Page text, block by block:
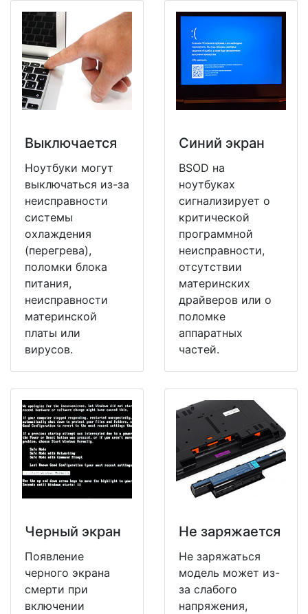
Выключается
Ноутбуки могут
выключаться из-за
неисправности
системы
охлаждения
(перегрева),
поломки блока
питания,
неисправности
материнской
платы или
вирусов.
Синий экран
BSOD на
ноутбуках
сигнализирует о
критической
программной
неисправности,
отсутствии
материнских
драйверов или о
поломке
аппаратных
частей.
Черный экран
Появление
черного экрана
смерти при
включении
Не заряжается
Не заряжаться
модель может из-
за слабого
напряжения,